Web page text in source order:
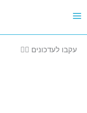
לתוכן
עקבו לעדכונים 👈🏽